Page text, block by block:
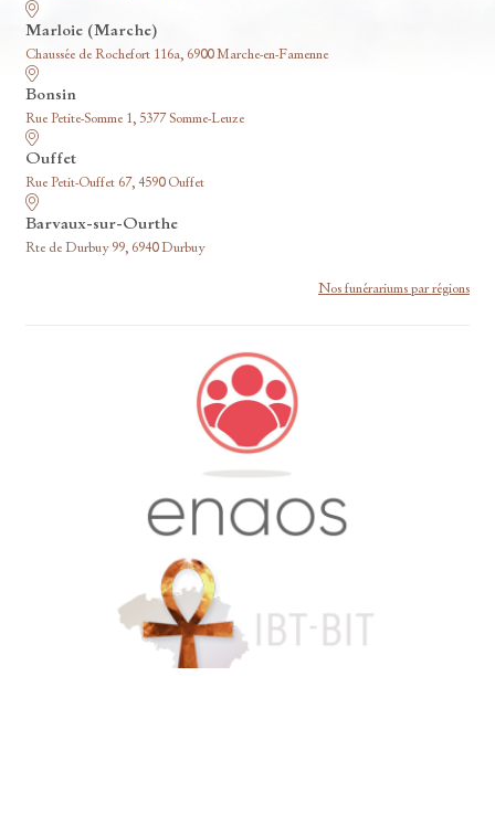
Marloie (Marche)
Chaussée de Rochefort 116a, 6900 Marche-en-Famenne
Bonsin
Rue Petite-Somme 1, 5377 Somme-Leuze
Ouffet
Rue Petit-Ouffet 67, 4590 Ouffet
Barvaux-sur-Ourthe
Rte de Durbuy 99, 6940 Durbuy
Nos funérariums par régions